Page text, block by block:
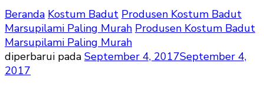
Beranda Kostum Badut Produsen Kostum Badut
Marsupilami Paling Murah Produsen Kostum Badut
Marsupilami Paling Murah
diperbarui pada September 4, 2017September 4,
2017